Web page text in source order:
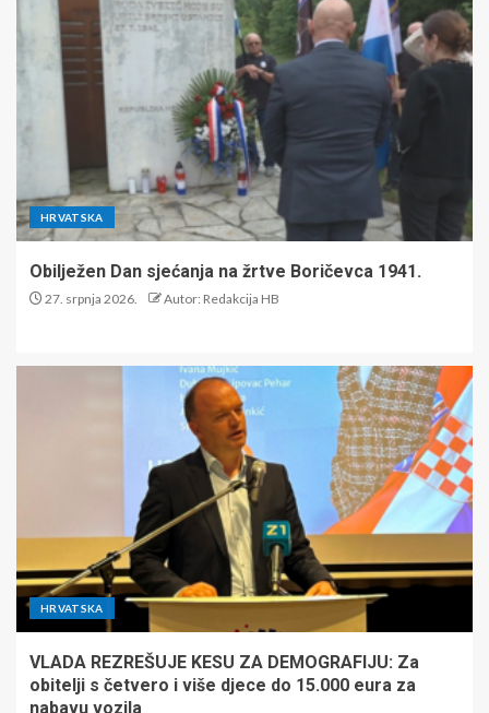
HRVATSKA
Obilježen Dan sjećanja na žrtve Boričevca 1941.
27. srpnja 2026. Autor: Redakcija HB
HRVATSKA
VLADA REZREŠUJE KESU ZA DEMOGRAFIJU: Za
obitelji s četvero i više djece do 15.000 eura za
nabavu vozila